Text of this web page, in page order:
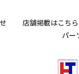
店舗掲載はこちら
パー